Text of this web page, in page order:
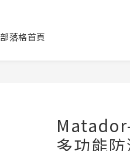
部落格首頁
多功能